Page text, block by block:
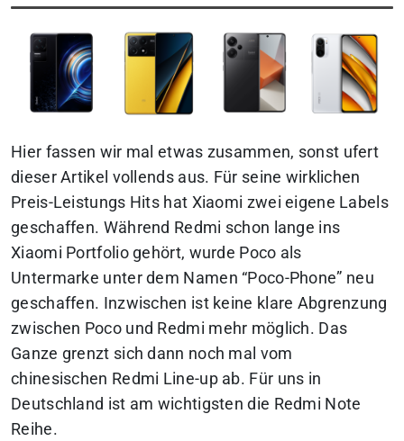
Hier fassen wir mal etwas zusammen, sonst ufert
dieser Artikel vollends aus. Für seine wirklichen
Preis-Leistungs Hits hat Xiaomi zwei eigene Labels
geschaffen. Während Redmi schon lange ins
Xiaomi Portfolio gehört, wurde Poco als
Untermarke unter dem Namen “Poco-Phone” neu
geschaffen. Inzwischen ist keine klare Abgrenzung
zwischen Poco und Redmi mehr möglich. Das
Ganze grenzt sich dann noch mal vom
chinesischen Redmi Line-up ab. Für uns in
Deutschland ist am wichtigsten die Redmi Note
Reihe.